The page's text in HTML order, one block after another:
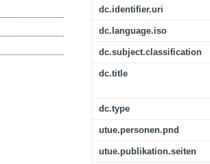
dc.identifier.uri
dc.language.iso
dc.subject.classification
dc.title
dc.type
utue.personen.pnd
utue.publikation.seiten